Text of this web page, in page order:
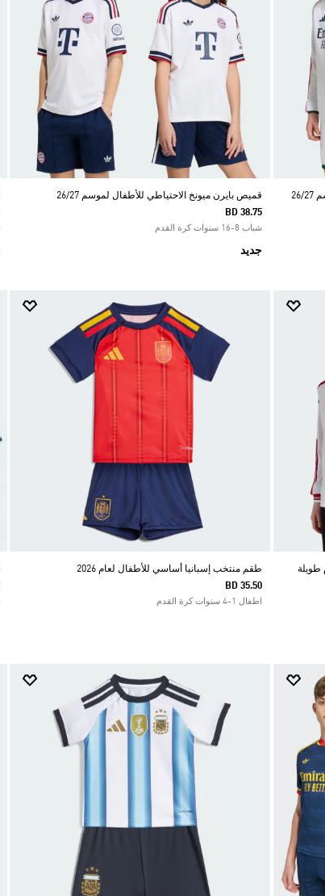
قميص بايرن ميونخ الاحتياطي للأطفال لموسم 26/27
BD 38.75
شباب 8-16 سنوات كرة القدم
جديد
لموسم 26/27 بأكمام طويلة
طقم منتخب إسبانيا أساسي للأطفال لعام 2026
BD 35.50
اطفال 1-4 سنوات كرة القدم